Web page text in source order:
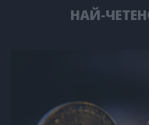
НАЙ-